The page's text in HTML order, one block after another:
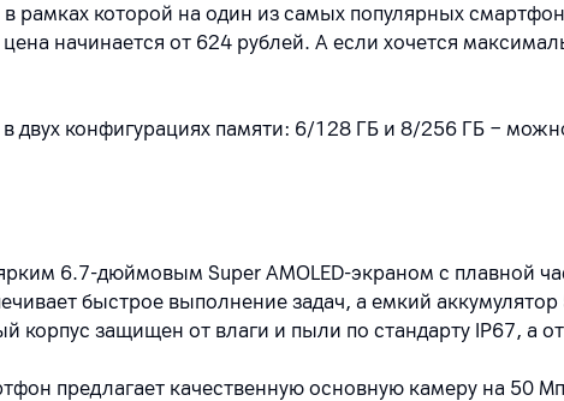
рамках которой на один из самых популярных
цена начинается от 624 рублей. А если хочется
в двух конфигурациях памяти: 6/128 ГБ и 8/256 ГБ −
6.7-дюймовым Super AMOLED‑экраном с плавной
быстрое выполнение задач, а емкий
корпус защищен от влаги и пыли по стандарту IP67, а
предлагает качественную основную камеру на 50